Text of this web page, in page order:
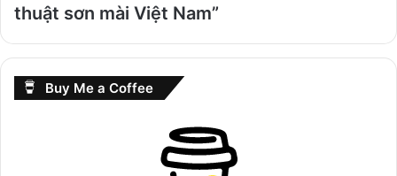
thuật sơn mài Việt Nam”
Buy Me a Coffee